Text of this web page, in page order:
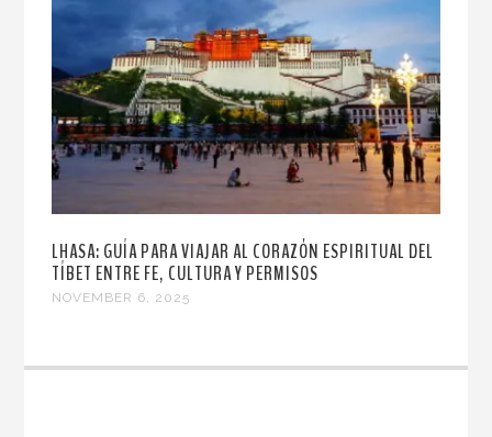
LHASA: GUÍA PARA VIAJAR AL CORAZÓN ESPIRITUAL DEL
TÍBET ENTRE FE, CULTURA Y PERMISOS
NOVEMBER 6, 2025